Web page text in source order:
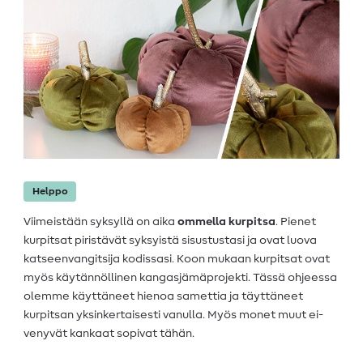
Helppo
Viimeistään syksyllä on aika ommella kurpitsa. Pienet
kurpitsat piristävät syksyistä sisustustasi ja ovat luova
katseenvangitsija kodissasi. Koon mukaan kurpitsat ovat
myös käytännöllinen kangasjämäprojekti. Tässä ohjeessa
olemme käyttäneet hienoa samettia ja täyttäneet
kurpitsan yksinkertaisesti vanulla. Myös monet muut ei-
venyvät kankaat sopivat tähän.